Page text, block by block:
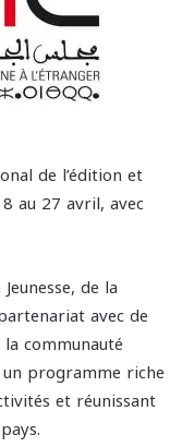
de l’édition et
au 27 avril, avec
de la
avec de
communauté
un programme riche
et réunissant